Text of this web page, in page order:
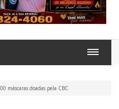
máscaras doadas pela CBC